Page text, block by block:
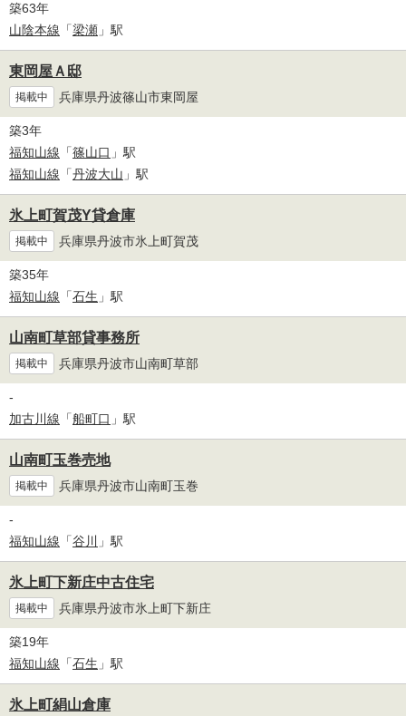
築63年
山陰本線 「梁瀬 」駅
東岡屋Ａ邸
掲載中 兵庫県丹波篠山市東岡屋
築3年
福知山線 「篠山口 」駅
福知山線 「丹波大山 」駅
氷上町賀茂Y貸倉庫
掲載中 兵庫県丹波市氷上町賀茂
築35年
福知山線 「石生 」駅
山南町草部貸事務所
掲載中 兵庫県丹波市山南町草部
-
加古川線 「船町口 」駅
山南町玉巻売地
掲載中 兵庫県丹波市山南町玉巻
-
福知山線 「谷川 」駅
氷上町下新庄中古住宅
掲載中 兵庫県丹波市氷上町下新庄
築19年
福知山線 「石生 」駅
氷上町絹山倉庫